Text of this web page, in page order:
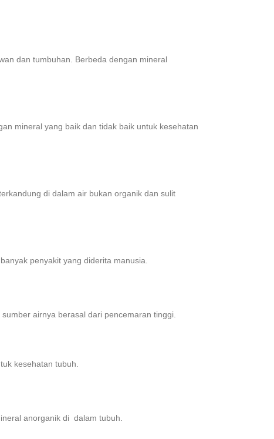
dan tumbuhan. Berbeda dengan mineral
mineral yang baik dan tidak baik untuk kesehatan
di dalam air bukan organik dan sulit
penyakit yang diderita manusia.
airnya berasal dari pencemaran tinggi.
kesehatan tubuh.
anorganik di dalam tubuh.